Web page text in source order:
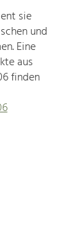
sie
und
Eine
aus
finden